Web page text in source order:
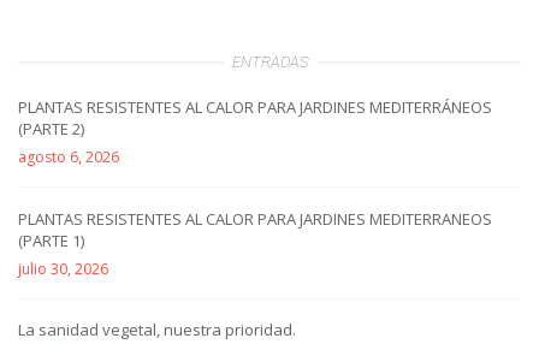
ENTRADAS
PLANTAS RESISTENTES AL CALOR PARA JARDINES MEDITERRÁNEOS
(PARTE 2)
agosto 6, 2026
PLANTAS RESISTENTES AL CALOR PARA JARDINES MEDITERRANEOS
(PARTE 1)
julio 30, 2026
La sanidad vegetal, nuestra prioridad.